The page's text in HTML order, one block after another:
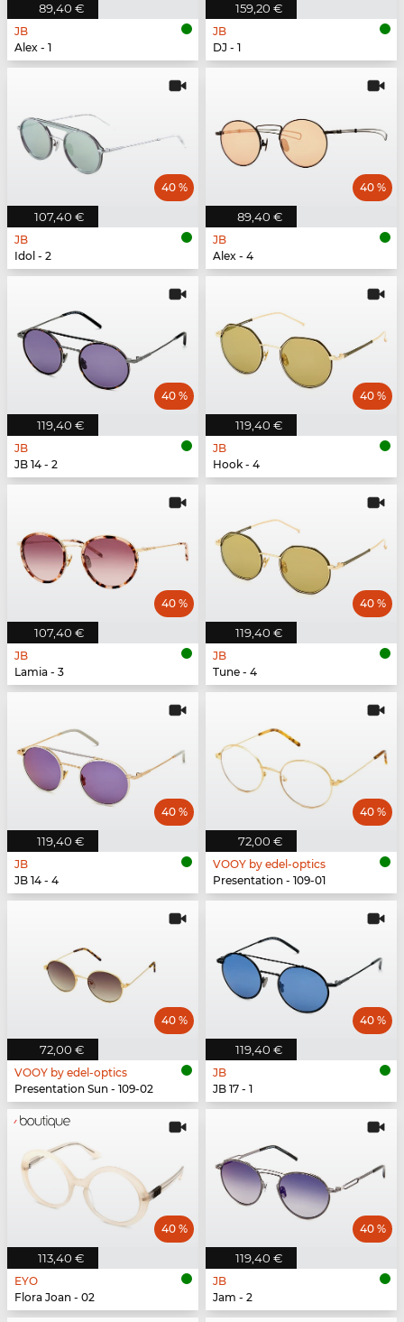
89,40 €
JB
Alex - 1
159,20 €
JB
DJ - 1
107,40 €
40 %
JB
Idol - 2
89,40 €
40 %
JB
Alex - 4
119,40 €
40 %
JB
JB 14 - 2
119,40 €
40 %
JB
Hook - 4
107,40 €
40 %
JB
Lamia - 3
119,40 €
40 %
JB
Tune - 4
119,40 €
40 %
JB
JB 14 - 4
72,00 €
40 %
VOOY by edel-optics
Presentation - 109-01
72,00 €
40 %
VOOY by edel-optics
Presentation Sun - 109-02
119,40 €
40 %
JB
JB 17 - 1
113,40 €
40 %
EYO
Flora Joan - 02
119,40 €
40 %
JB
Jam - 2